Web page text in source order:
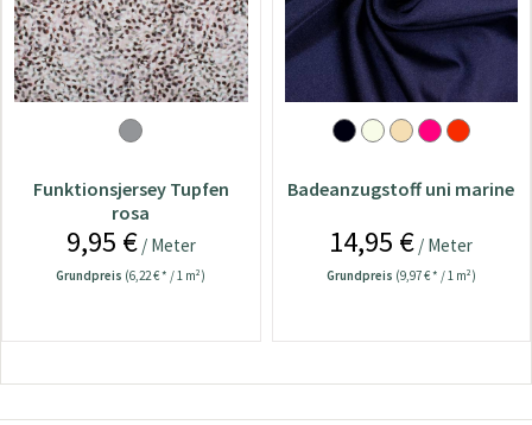
Funktionsjersey Tupfen
rosa
9,95 €/ Meter
Grundpreis (6,22 € * / 1 m²)
Badeanzugstoff uni marine
14,95 € / Meter
Grundpreis (9,97 € * / 1 m²)